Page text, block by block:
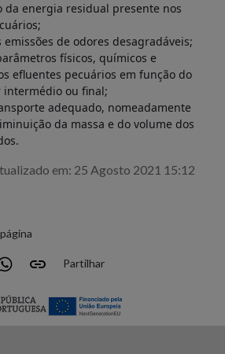
da energia residual presente nos
emissões de odores desagradáveis;
físicos, químicos e
efluentes pecuários em função do
intermédio ou final;
adequado, nomeadamente
da massa e do volume dos
em: 25 Agosto 2021 15:12
Partilhar